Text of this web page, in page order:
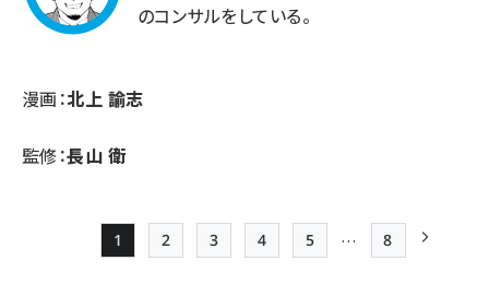
のコンサルをしている。
漫画：北上 諭志
監修：長山 衛
Page
1
Page
2
Page
3
Page
4
Page
5 …
最終ページ
8